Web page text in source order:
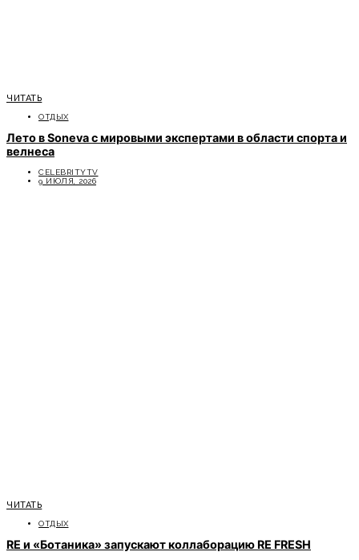
ЧИТАТЬ
ОТДЫХ
Лето в Soneva с мировыми экспертами в области спорта и
велнеса
CELEBRITYTV
9 ИЮЛЯ, 2026
ЧИТАТЬ
ОТДЫХ
RE и «Ботаника» запускают коллаборацию RE FRESH